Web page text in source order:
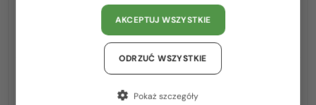
Fred—Sončna očala
United Arab Emirates / EN
Austria / AT
Niemcy / DE
AKCEPTUJ WSZYSTKIE
ODRZUĆ WSZYSTKIE
Pokaż szczegóły